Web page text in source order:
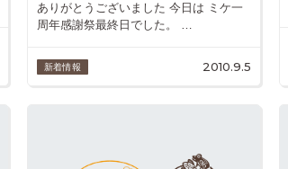
ありがとうございました 今日は ミケ一
周年感謝祭最終日でした。 …
新着情報 2010.9.5